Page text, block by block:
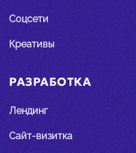
Соцсети
Креативы
РАЗРАБОТКА
Лендинг
Сайт-визитка